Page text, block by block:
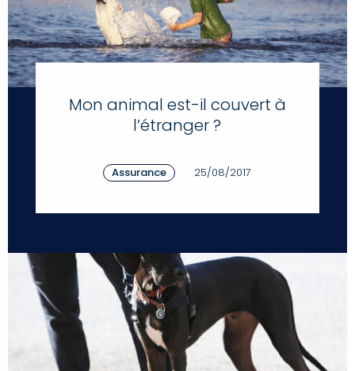
Mon animal est-il couvert à
l’étranger ?
Assurance 25/08/2017